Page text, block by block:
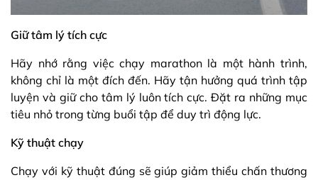
Giữ tâm lý tích cực
Hãy nhớ rằng việc chạy marathon là một hành trình,
không chỉ là một đích đến. Hãy tận hưởng quá trình tập
luyện và giữ cho tâm lý luôn tích cực. Đặt ra những mục
tiêu nhỏ trong từng buổi tập để duy trì động lực.
Kỹ thuật chạy
Chạy với kỹ thuật đúng sẽ giúp giảm thiểu chấn thương